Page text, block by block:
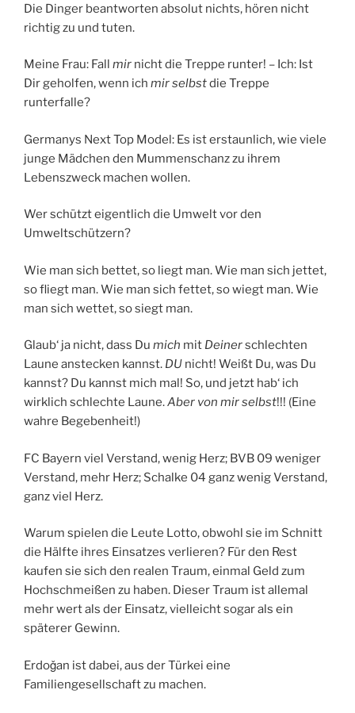
Die Dinger beantworten absolut nichts, hören nicht
richtig zu und tuten.
Meine Frau: Fall mir nicht die Treppe runter! – Ich: Ist
Dir geholfen, wenn ich mir selbstdie Treppe
runterfalle?
Germanys Next Top Model: Es ist erstaunlich, wie viele
junge Mädchen den Mummenschanz zu ihrem
Lebenszweck machen wollen.
Wer schützt eigentlich die Umwelt vor den
Umweltschützern?
Wie man sich bettet, so liegt man. Wie man sich jettet,
so fliegt man. Wie man sich fettet, so wiegt man. Wie
man sich wettet, so siegt man.
Glaub‘ ja nicht, dass Du mich mit Deinerschlechten
Laune anstecken kannst. DU nicht! Weißt Du, was Du
kannst? Du kannst mich mal! So, und jetzt hab‘ ich
wirklich schlechte Laune.Aber von mir selbst!!! (Eine
wahre Begebenheit!)
FC Bayern viel Verstand, wenig Herz; BVB 09 weniger
Verstand, mehr Herz; Schalke 04 ganz wenig Verstand,
ganz viel Herz.
Warum spielen die Leute Lotto, obwohl sie im Schnitt
die Hälfte ihres Einsatzes verlieren? Für den Rest
kaufen sie sich den realen Traum, einmal Geld zum
Hochschmeißen zu haben. Dieser Traum ist allemal
mehr wert als der Einsatz, vielleicht sogar als ein
späterer Gewinn.
Erdoǧan ist dabei, aus der Türkei eine
Familiengesellschaft zu machen.